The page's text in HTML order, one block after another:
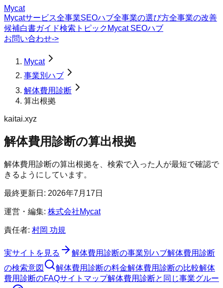
Mycat
Mycatサービス全事業SEOハブ全事業の選び方全事業の改善
候補白書ガイド検索トピック Mycat SEOハブ
お問い合わせ->
Mycat
事業別ハブ
解体費用診断
算出根拠
kaitai.xyz
解体費用診断の算出根拠
解体費用診断の算出根拠を、検索で入った人が最短で確認で
きるようにしています。
最終更新日: 2026年7月17日
運営・編集: 株式会社Mycat
責任者: 村岡 功規
実サイトを見る 解体費用診断の事業別ハブ解体費用診断
の検索意図
解体費用診断の料金解体費用診断の比較解体
費用診断のFAQサイトマップ解体費用診断と同じ事業グルー